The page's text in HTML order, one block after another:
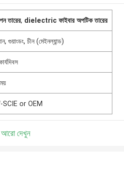
তারের, dielectric ফাইবার অপটিক তারের
গুয়াংডং, চীন (মেইনল্যান্ড)
SCIE or OEM
আরো দেখুন